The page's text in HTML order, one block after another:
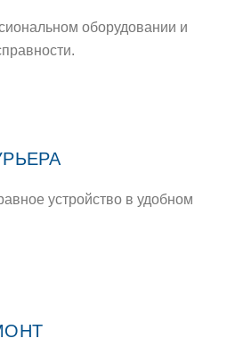
оборудовании и
устройство в удобном